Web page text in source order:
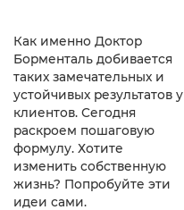
Как именно Доктор
Борменталь добивается
таких замечательных и
устойчивых результатов у
клиентов. Сегодня
раскроем пошаговую
формулу. Хотите
изменить собственную
жизнь? Попробуйте эти
идеи сами.